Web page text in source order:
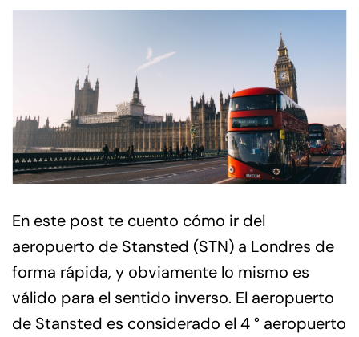
En este post te cuento cómo ir del
aeropuerto de Stansted (STN) a Londres de
forma rápida, y obviamente lo mismo es
válido para el sentido inverso. El aeropuerto
de Stansted es considerado el 4 ° aeropuerto